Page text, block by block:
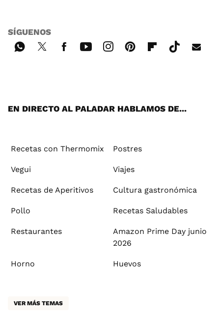
SÍGUENOS
EN DIRECTO AL PALADAR HABLAMOS DE...
Recetas con Thermomix Postres
Vegui Viajes
Recetas de Aperitivos Cultura gastronómica
Pollo Recetas Saludables
Restaurantes
Amazon Prime Day junio
2026
Horno Huevos
VER MÁS TEMAS